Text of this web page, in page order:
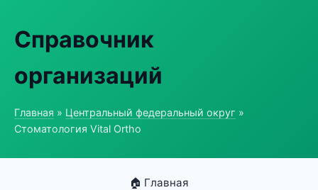
Справочник
организаций
Главная » Центральный федеральный округ »
Стоматология Vital Ortho
🏠 Главная